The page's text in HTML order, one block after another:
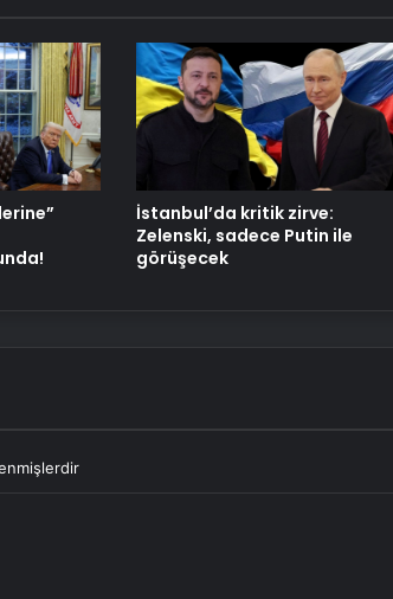
Datahost İle Güvenilir Sunucu
Hizmetleri
Meizu, yeni amiral gemisini sıra dışı
bir şekilde test etti
İstanbul’da kritik zirve:
Zelenski, sadece Putin ile
görüşecek